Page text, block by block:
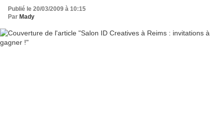
Publié le 20/03/2009 à 10:15
Par Mady